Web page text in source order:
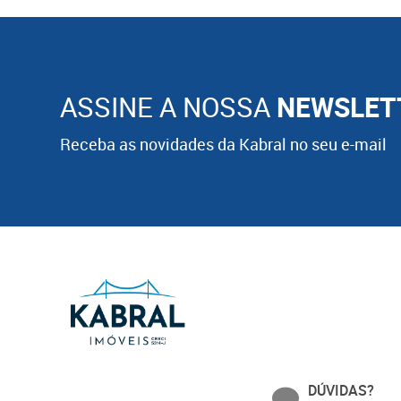
ASSINE A NOSSA
Receba as novidades da Kabral no seu e-mail
DÚVIDAS?